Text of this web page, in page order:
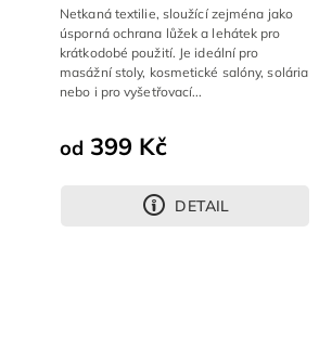
od 399 Kč
DETAIL
Netkaná textilie, sloužící zejména jako
úsporná ochrana lůžek a lehátek pro
krátkodobé použití. Je ideální pro
masážní stoly, kosmetické salóny, solária
nebo i pro vyšetřovací...